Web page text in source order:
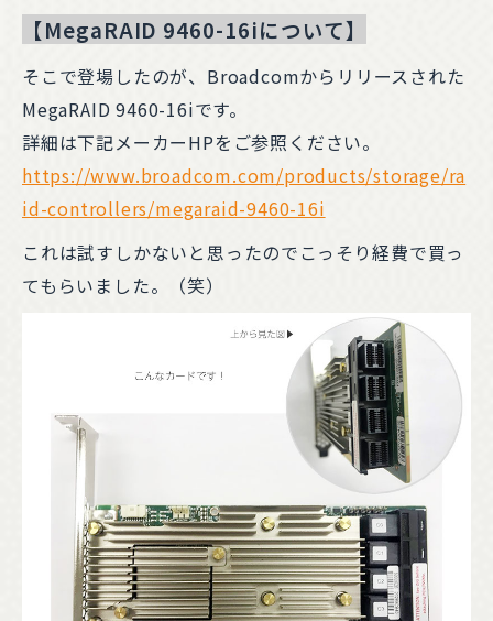
【MegaRAID 9460-16iについて】
そこで登場したのが、Broadcomからリリースされた
MegaRAID 9460-16iです。
詳細は下記メーカーHPをご参照ください。
https://www.broadcom.com/products/storage/ra
id-controllers/megaraid-9460-16i
これは試すしかないと思ったのでこっそり経費で買っ
てもらいました。（笑）